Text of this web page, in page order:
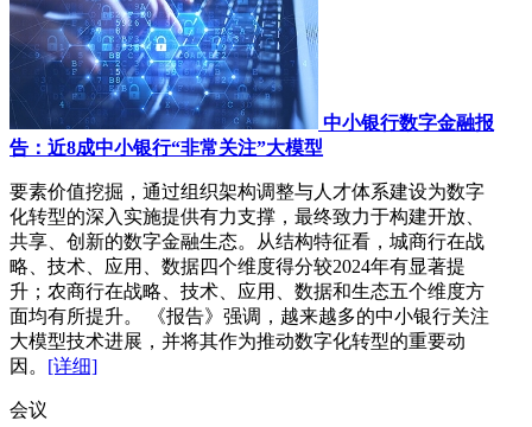
中小银行数字金融报
告：近8成中小银行“非常关注”大模型
要素价值挖掘，通过组织架构调整与人才体系建设为数字
化转型的深入实施提供有力支撑，最终致力于构建开放、
共享、创新的数字金融生态。从结构特征看，城商行在战
略、技术、应用、数据四个维度得分较2024年有显著提
升；农商行在战略、技术、应用、数据和生态五个维度方
面均有所提升。 《报告》强调，越来越多的中小银行关注
大模型技术进展，并将其作为推动数字化转型的重要动
因。 [详细]
会议